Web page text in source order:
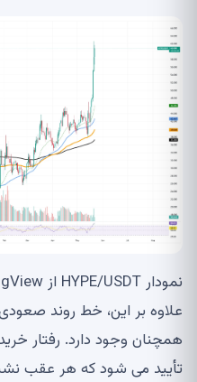
نمودار HYPE/USDT از TradingView
علاوه بر این، خط روند
همچنان وجود دارد. رفتار
تأیید می شود که هر عقب